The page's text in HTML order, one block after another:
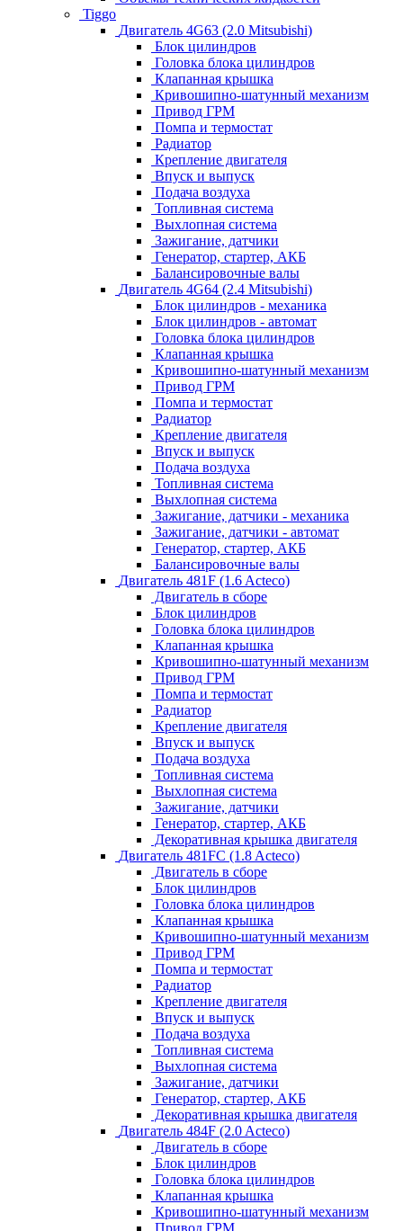
Tiggo
Двигатель 4G63 (2.0 Mitsubishi)
Блок цилиндров
Головка блока цилиндров
Клапанная крышка
Кривошипно-шатунный механизм
Привод ГРМ
Помпа и термостат
Радиатор
Крепление двигателя
Впуск и выпуск
Подача воздуха
Топливная система
Выхлопная система
Зажигание, датчики
Генератор, стартер, АКБ
Балансировочные валы
Двигатель 4G64 (2.4 Mitsubishi)
Блок цилиндров - механика
Блок цилиндров - автомат
Головка блока цилиндров
Клапанная крышка
Кривошипно-шатунный механизм
Привод ГРМ
Помпа и термостат
Радиатор
Крепление двигателя
Впуск и выпуск
Подача воздуха
Топливная система
Выхлопная система
Зажигание, датчики - механика
Зажигание, датчики - автомат
Генератор, стартер, АКБ
Балансировочные валы
Двигатель 481F (1.6 Acteco)
Двигатель в сборе
Блок цилиндров
Головка блока цилиндров
Клапанная крышка
Кривошипно-шатунный механизм
Привод ГРМ
Помпа и термостат
Радиатор
Крепление двигателя
Впуск и выпуск
Подача воздуха
Топливная система
Выхлопная система
Зажигание, датчики
Генератор, стартер, АКБ
Декоративная крышка двигателя
Двигатель 481FC (1.8 Acteco)
Двигатель в сборе
Блок цилиндров
Головка блока цилиндров
Клапанная крышка
Кривошипно-шатунный механизм
Привод ГРМ
Помпа и термостат
Радиатор
Крепление двигателя
Впуск и выпуск
Подача воздуха
Топливная система
Выхлопная система
Зажигание, датчики
Генератор, стартер, АКБ
Декоративная крышка двигателя
Двигатель 484F (2.0 Acteco)
Двигатель в сборе
Блок цилиндров
Головка блока цилиндров
Клапанная крышка
Кривошипно-шатунный механизм
Привод ГРМ